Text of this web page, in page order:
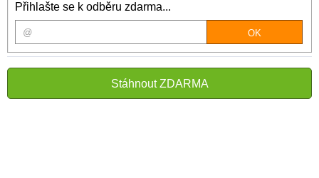
Přihlašte se k odběru zdarma...
Stáhnout ZDARMA